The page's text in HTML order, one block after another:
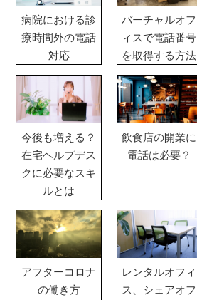
病院における診
療時間外の電話
対応
バーチャルオフ
ィスで電話番号
を取得する方法
今後も増える？
在宅ヘルプデス
クに必要なスキ
ルとは
飲食店の開業に
電話は必要？
アフターコロナ
の働き方
レンタルオフィ
ス、シェアオフ